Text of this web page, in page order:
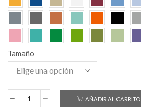
Tamaño
AÑADIR AL CARRITO